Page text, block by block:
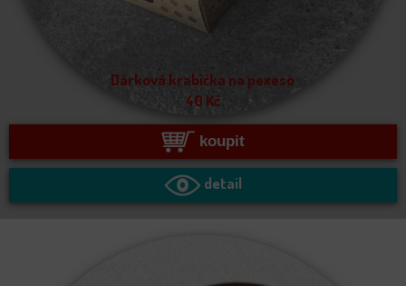
Dárková krabička na pexeso
40 Kč
koupit
detail